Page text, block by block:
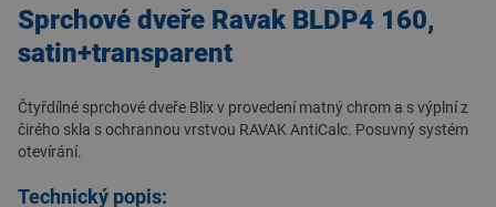
Sprchové dveře Ravak BLDP4 160,
satin+transparent
Čtyřdílné sprchové dveře Blix v provedení matný chrom a s výplní z
čirého skla s ochrannou vrstvou RAVAK AntiCalc. Posuvný systém
otevírání.
Technický popis: